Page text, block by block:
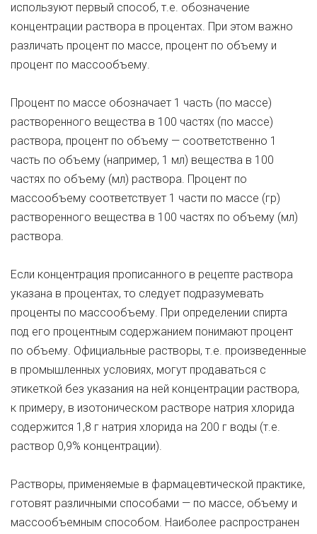
используют первый способ, т.е. обозначение
концентрации раствора в процентах. При этом важно
различать процент по массе, процент по объему и
процент по массообъему.
Процент по массе обозначает 1 часть (по массе)
растворенного вещества в 100 частях (по массе)
раствора, процент по объему — соответственно 1
часть по объему (например, 1 мл) вещества в 100
частях по объему (мл) раствора. Процент по
массообъему соответствует 1 части по массе (гр)
растворенного вещества в 100 частях по объему (мл)
раствора.
Если концентрация прописанного в рецепте раствора
указана в процентах, то следует подразумевать
проценты по массообъему. При определении спирта
под его процентным содержанием понимают процент
по объему. Официальные растворы, т.е. произведенные
в промышленных условиях, могут продаваться с
этикеткой без указания на ней концентрации раствора,
к примеру, в изотоническом растворе натрия хлорида
содержится 1,8 г натрия хлорида на 200 г воды (т.е.
раствор 0,9% концентрации).
Растворы, применяемые в фармацевтической практике,
готовят различными способами — по массе, объему и
массообъемным способом. Наиболее распространен